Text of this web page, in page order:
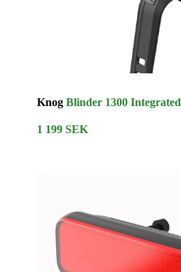
KnogBlinder 1300 Integrated
1 199 SEK